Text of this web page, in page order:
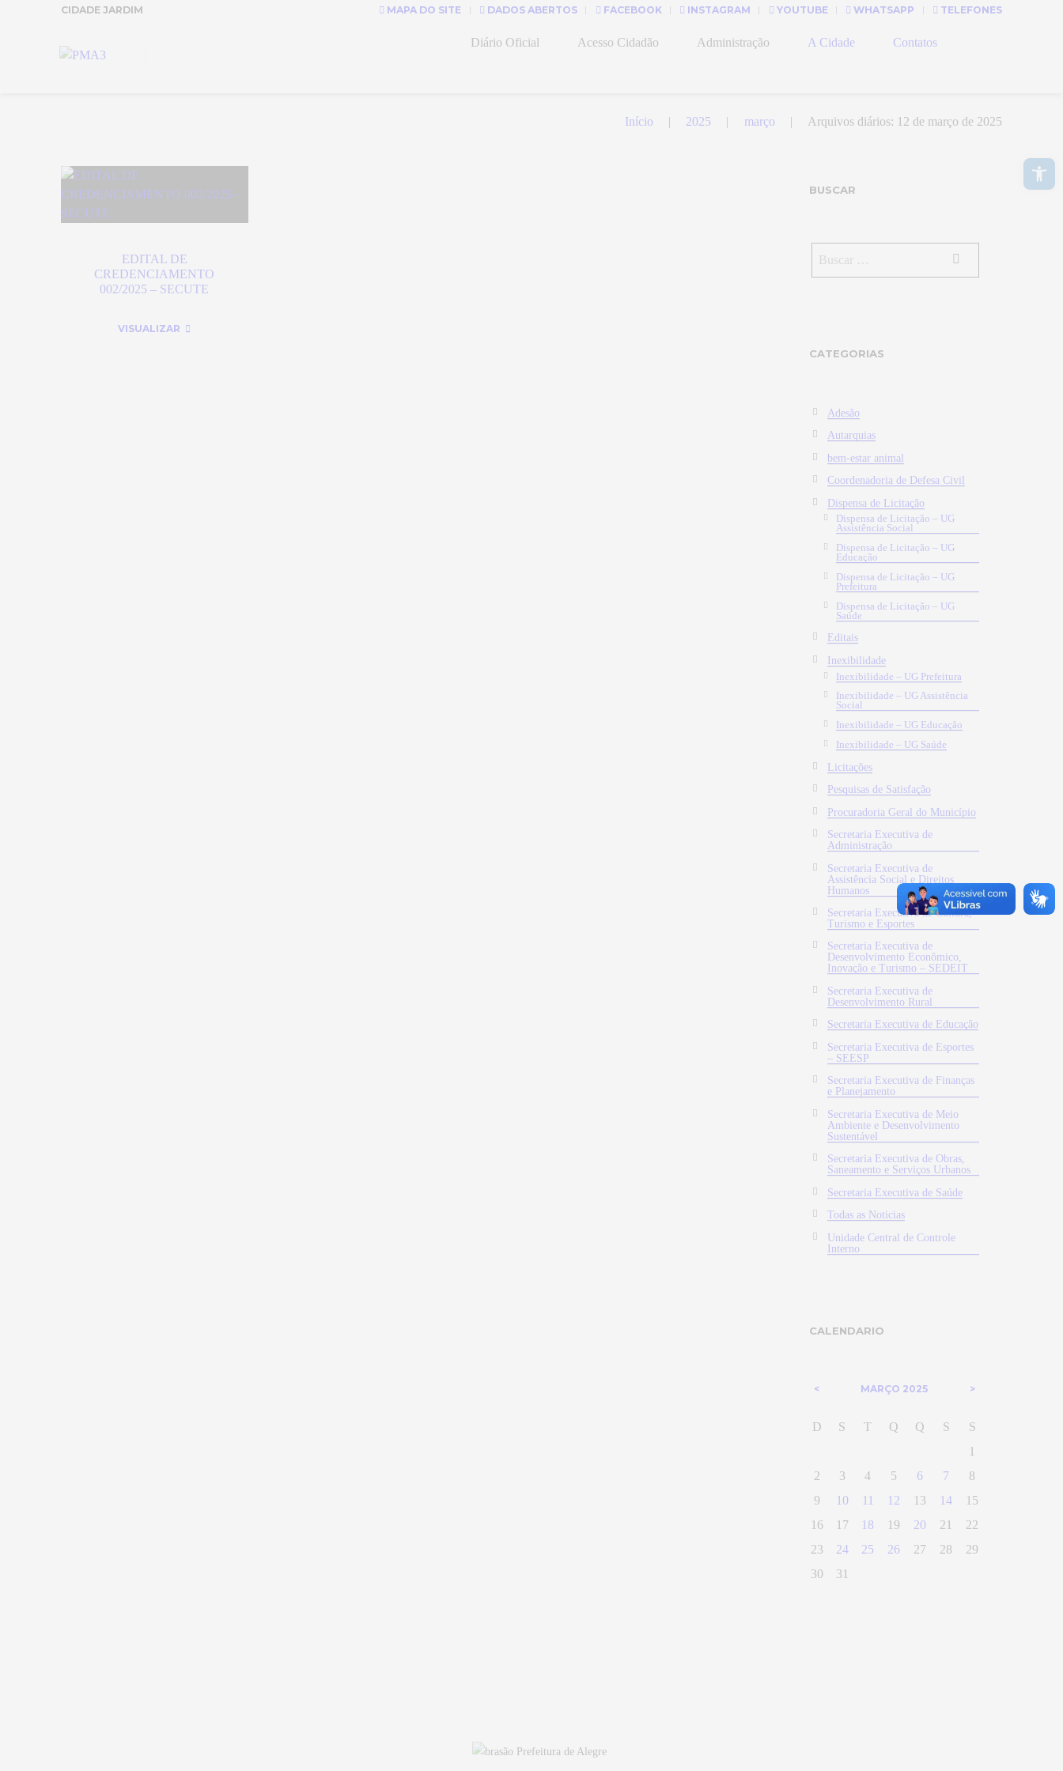
CIDADE JARDIM MAPA DO SITE DADOS ABERTOS FACEBOOK INSTAGRAM YOUTUBE WHATSAPP TELEFONES
Diário Oficial Acesso Cidadão Administração A Cidade Contatos
Início 2025 março Arquivos diários: 12 de março de 2025
EDITAL DE
CREDENCIAMENTO
002/2025 – SECUTE
VISUALIZAR
BUSCAR
CATEGORIAS
Adesão
Autarquias
bem-estar animal
Coordenadoria de Defesa Civil
Dispensa de Licitação
Dispensa de Licitação – UG
Assistência Social
Dispensa de Licitação – UG
Educação
Dispensa de Licitação – UG
Prefeitura
Dispensa de Licitação – UG
Saúde
Editais
Inexibilidade
Inexibilidade – UG Prefeitura
Inexibilidade – UG Assistência
Social
Inexibilidade – UG Educação
Inexibilidade – UG Saúde
Licitações
Pesquisas de Satisfação
Procuradoria Geral do Município
Secretaria Executiva de
Administração
Secretaria Executiva de
Assistência Social e Direitos
Humanos
Secretaria Executiva de Cultura,
Turismo e Esportes
Secretaria Executiva de
Desenvolvimento Econômico,
Inovação e Turismo – SEDEIT
Secretaria Executiva de
Desenvolvimento Rural
Secretaria Executiva de Educação
Secretaria Executiva de Esportes
– SEESP
Secretaria Executiva de Finanças
e Planejamento
Secretaria Executiva de Meio
Ambiente e Desenvolvimento
Sustentável
Secretaria Executiva de Obras,
Saneamento e Serviços Urbanos
Secretaria Executiva de Saúde
Todas as Noticias
Unidade Central de Controle
Interno
CALENDARIO
MARÇO 2025
D S T Q Q S
S
1
2
3 4 5 6 7
8
9
10 11 12 13 14
15
16
17 18 19 20 21
22
23
24 25 26 27 28
29
30
31
Abrir a barra de ferramentas